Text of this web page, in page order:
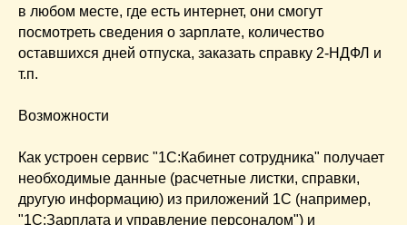
в любом месте, где есть интернет, они смогут
посмотреть сведения о зарплате, количество
оставшихся дней отпуска, заказать справку 2-НДФЛ и
т.п.
Возможности
Как устроен сервис "1С:Кабинет сотрудника" получает
необходимые данные (расчетные листки, справки,
другую информацию) из приложений 1С (например,
"1С:Зарплата и управление персоналом") и